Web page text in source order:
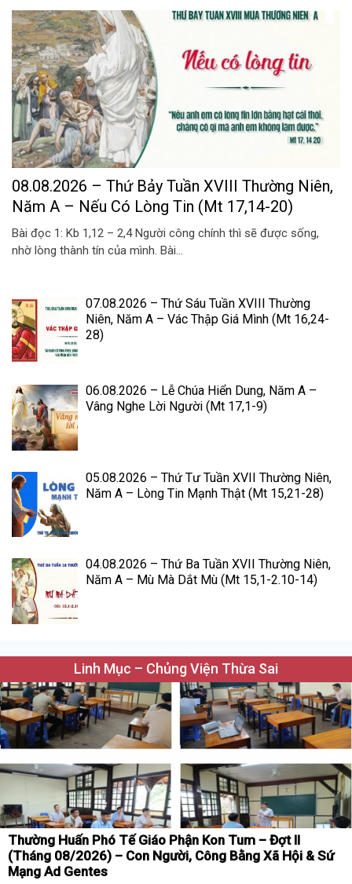
08.08.2026 – Thứ Bảy Tuần XVIII Thường Niên,
Năm A – Nếu Có Lòng Tin (Mt 17,14-20)
Bài đọc 1: Kb 1,12 – 2,4 Người công chính thì sẽ được sống,
nhờ lòng thành tín của mình. Bài...
07.08.2026 – Thứ Sáu Tuần XVIII Thường
Niên, Năm A – Vác Thập Giá Mình (Mt 16,24-
28)
06.08.2026 – Lễ Chúa Hiển Dung, Năm A –
Vâng Nghe Lời Người (Mt 17,1-9)
05.08.2026 – Thứ Tư Tuần XVII Thường Niên,
Năm A – Lòng Tin Mạnh Thật (Mt 15,21-28)
04.08.2026 – Thứ Ba Tuần XVII Thường Niên,
Năm A – Mù Mà Dắt Mù (Mt 15,1-2.10-14)
Linh Mục – Chủng Viện Thừa Sai
Thường Huấn Phó Tế Giáo Phận Kon Tum – Đợt II
(Tháng 08/2026) – Con Người, Công Bằng Xã Hội & Sứ
Mạng Ad Gentes